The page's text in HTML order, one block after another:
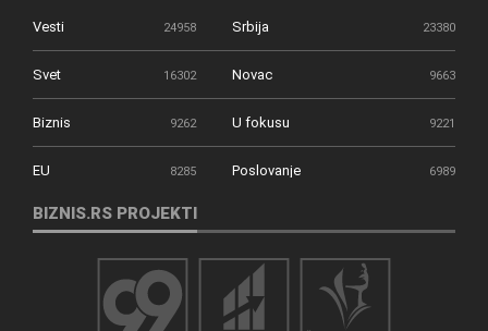
Vesti 24958 Srbija 23380
Svet 16302 Novac 9663
Biznis 9262 U fokusu 9221
EU 8285 Poslovanje 6989
BIZNIS.RS PROJEKTI